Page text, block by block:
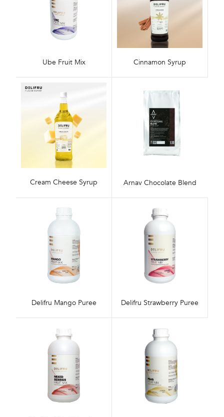
Ube Fruit Mix Cinnamon Syrup
Cream Cheese Syrup Arnav Chocolate Blend
Delifru Mango Puree Delifru Strawberry Puree